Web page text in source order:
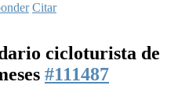
Citar
cicloturista de
#111487